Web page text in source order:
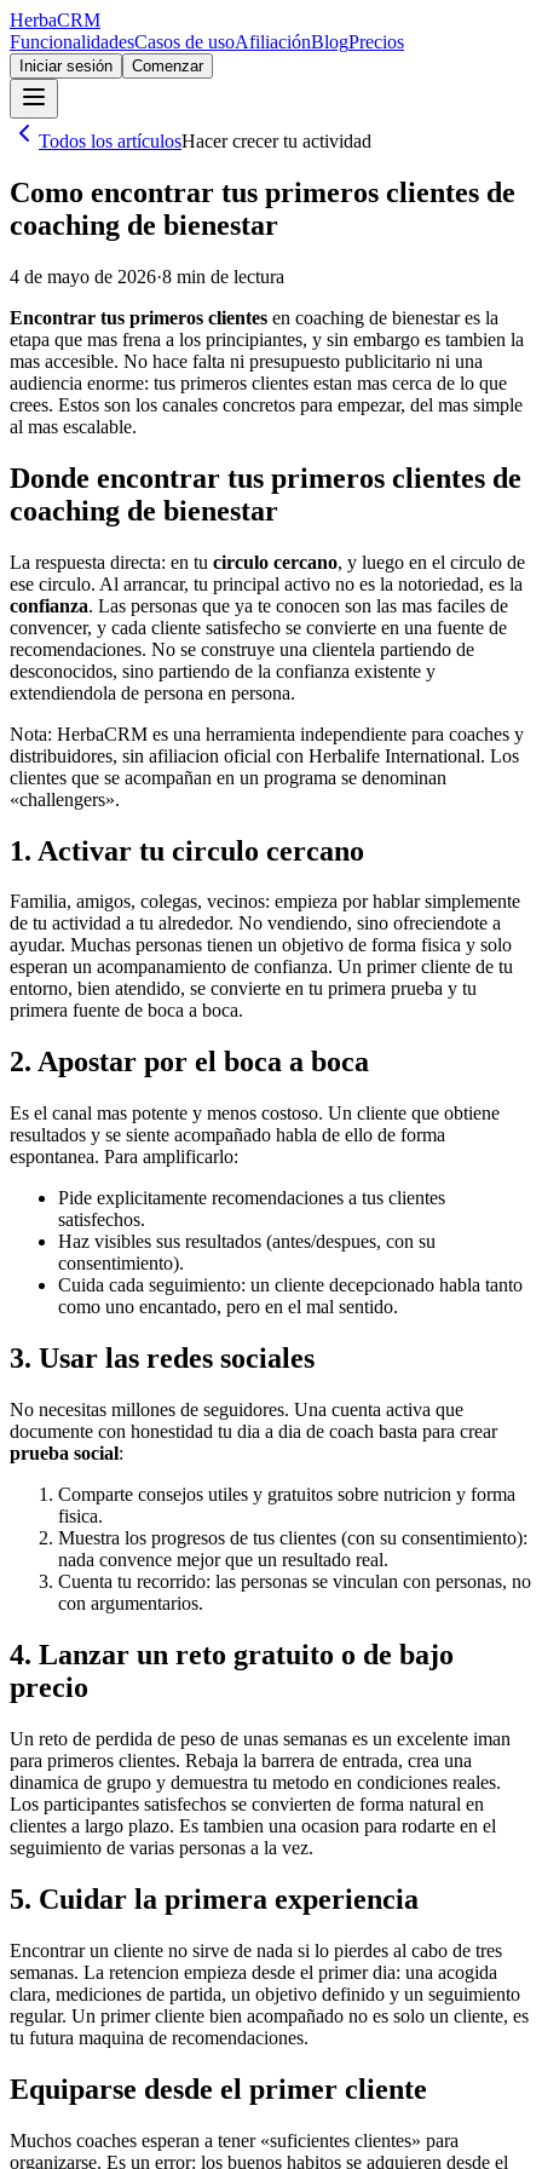
HerbaCRM
FuncionalidadesCasos de usoAfiliaciónBlogPrecios
Iniciar sesión Comenzar
Todos los artículosHacer crecer tu actividad
Como encontrar tus primeros clientes de
coaching de bienestar
4 de mayo de 2026·8 min de lectura
Encontrar tus primeros clientes en coaching de bienestar es la
etapa que mas frena a los principiantes, y sin embargo es tambien la
mas accesible. No hace falta ni presupuesto publicitario ni una
audiencia enorme: tus primeros clientes estan mas cerca de lo que
crees. Estos son los canales concretos para empezar, del mas simple
al mas escalable.
Donde encontrar tus primeros clientes de
coaching de bienestar
La respuesta directa: en tu circulo cercano, y luego en el circulo de
ese circulo. Al arrancar, tu principal activo no es la notoriedad, es la
confianza. Las personas que ya te conocen son las mas faciles de
convencer, y cada cliente satisfecho se convierte en una fuente de
recomendaciones. No se construye una clientela partiendo de
desconocidos, sino partiendo de la confianza existente y
extendiendola de persona en persona.
Nota: HerbaCRM es una herramienta independiente para coaches y
distribuidores, sin afiliacion oficial con Herbalife International. Los
clientes que se acompañan en un programa se denominan
«challengers».
1. Activar tu circulo cercano
Familia, amigos, colegas, vecinos: empieza por hablar simplemente
de tu actividad a tu alrededor. No vendiendo, sino ofreciendote a
ayudar. Muchas personas tienen un objetivo de forma fisica y solo
esperan un acompanamiento de confianza. Un primer cliente de tu
entorno, bien atendido, se convierte en tu primera prueba y tu
primera fuente de boca a boca.
2. Apostar por el boca a boca
Es el canal mas potente y menos costoso. Un cliente que obtiene
resultados y se siente acompañado habla de ello de forma
espontanea. Para amplificarlo:
Pide explicitamente recomendaciones a tus clientes
satisfechos.
Haz visibles sus resultados (antes/despues, con su
consentimiento).
Cuida cada seguimiento: un cliente decepcionado habla tanto
como uno encantado, pero en el mal sentido.
3. Usar las redes sociales
No necesitas millones de seguidores. Una cuenta activa que
documente con honestidad tu dia a dia de coach basta para crear
prueba social:
Comparte consejos utiles y gratuitos sobre nutricion y forma
fisica.
Muestra los progresos de tus clientes (con su consentimiento):
nada convence mejor que un resultado real.
Cuenta tu recorrido: las personas se vinculan con personas, no
con argumentarios.
4. Lanzar un reto gratuito o de bajo
precio
Un reto de perdida de peso de unas semanas es un excelente iman
para primeros clientes. Rebaja la barrera de entrada, crea una
dinamica de grupo y demuestra tu metodo en condiciones reales.
Los participantes satisfechos se convierten de forma natural en
clientes a largo plazo. Es tambien una ocasion para rodarte en el
seguimiento de varias personas a la vez.
5. Cuidar la primera experiencia
Encontrar un cliente no sirve de nada si lo pierdes al cabo de tres
semanas. La retencion empieza desde el primer dia: una acogida
clara, mediciones de partida, un objetivo definido y un seguimiento
regular. Un primer cliente bien acompañado no es solo un cliente, es
tu futura maquina de recomendaciones.
Equiparse desde el primer cliente
Muchos coaches esperan a tener «suficientes clientes» para
organizarse. Es un error: los buenos habitos se adquieren desde el